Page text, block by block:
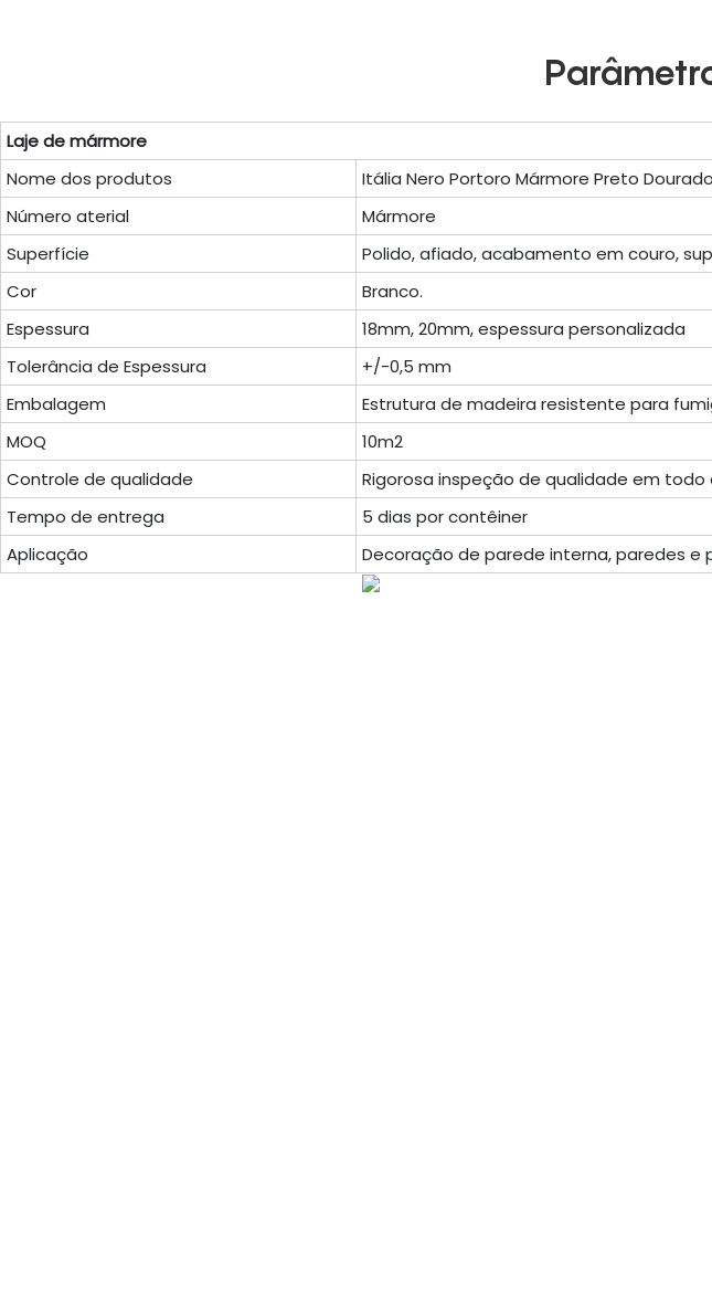
Laje de mármore
Nome dos produtos
Itália Nero Portoro Mármore Preto Dourado
Número aterial
Mármore
Superfície
Polido, afiado, acabamento em couro,
Cor
Branco.
Espessura
18mm, 20mm, espessura personalizada
Tolerância de Espessura
+/-0,5 mm
Embalagem
Estrutura de madeira resistente para
MOQ
10m2
Controle de qualidade
Rigorosa inspeção de qualidade em
Tempo de entrega
5 dias por contêiner
Aplicação
Decoração de parede interna, paredes e